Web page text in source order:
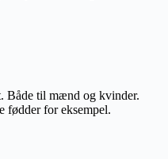
Både til mænd og kvinder.
fødder for eksempel.